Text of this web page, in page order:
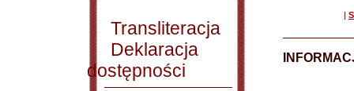
Transliteracja
Deklaracja
dostępności
|